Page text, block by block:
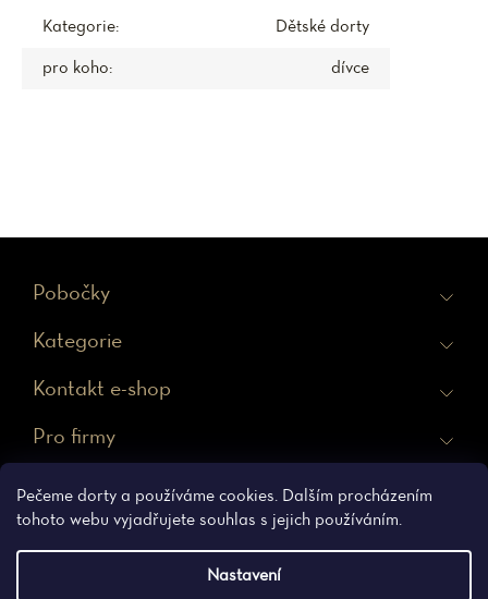
Pečeme dorty a používáme cookies. Dalším procházením
tohoto webu vyjadřujete souhlas s jejich používáním.
Nastavení
Kategorie: Dětské dorty
pro koho: dívce
Pobočky
Kategorie
Kontakt e-shop
Pro firmy
Ochrana osobních údajů Obchodní podmínky
Vytvořil Shoptet